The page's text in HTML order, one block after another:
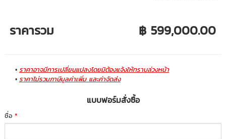
ราคารวม ฿ 599,000.00
ราคาอาจมีการเปลี่ยนแปลงโดยมิต้องแจ้งให้ทราบล่วงหน้า
ราคาไม่รวมภาษีมูลค่าเพิ่ม และค่าจัดส่ง
แบบฟอร์มสั่งซื้อ
ชื่อ*